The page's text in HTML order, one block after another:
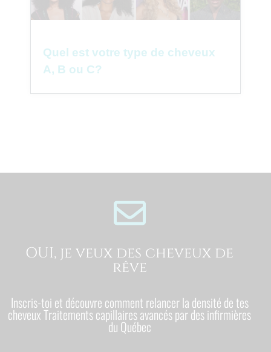
Quel est votre type de cheveux
A, B ou C?
OUI, je veux des cheveux de
rêve
Inscris-toi et découvre comment relancer la densité de tes
cheveux Traitements capillaires avancés par des infirmières
du Québec